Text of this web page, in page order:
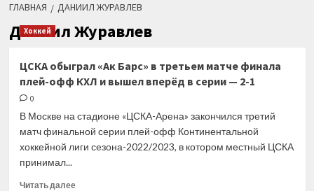
ГЛАВНАЯ ДАНИИЛ ЖУРАВЛЕВ
Даниил Журавлев
Хоккей
ЦСКА обыграл «Ак Барс» в третьем матче финала
плей-офф КХЛ и вышел вперёд в серии — 2-1
0
В Москве на стадионе «ЦСКА-Арена» закончился третий
матч финальной серии плей-офф Континентальной
хоккейной лиги сезона-2022/2023, в котором местный ЦСКА
принимал...
Читать далееПрочитать